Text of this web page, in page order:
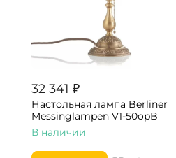
32 341 ₽
Настольная лампа Berliner
Messinglampen V1-50opB
В наличии